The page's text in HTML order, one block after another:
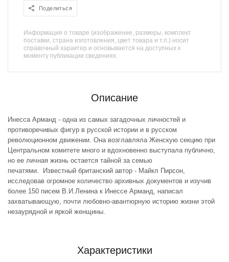
Поделиться
Информация о товаре (изображение, размеры, комплект
поставки, страна изготовления, цвет товара и т.п.) носит
справочный характер и основывается на доступных к
моменту публикации сведениях.
Описание
Инесса Арманд - одна из самых загадочных личностей и
противоречивых фигур в русской истории и в русском
революционном движении. Она возглавляла Женскую секцию при
Центральном комитете много и вдохновенно выступала публично,
но ее личная жизнь остается тайной за семью
печатями. Известный британский автор - Майкл Пирсон,
исследовав огромное количество архивных документов и изучив
более 150 писем В.И.Ленина к Инессе Арманд, написал
захватывающую, почти любовно-авантюрную историю жизни этой
незаурядной и яркой женщины.
Характеристики